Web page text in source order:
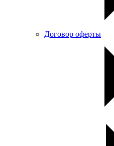
Договор оферты